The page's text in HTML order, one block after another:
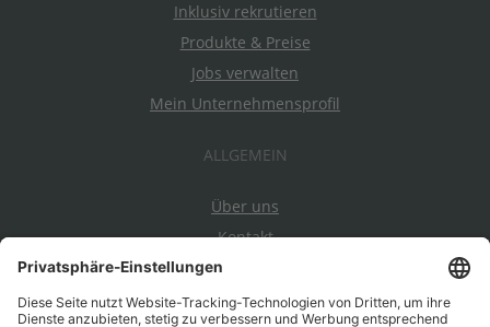
Inklusiv rekrutieren
Produkte & Preise
Jobs verwalten
Mein Unternehmensprofil
ALLGEMEIN
Über uns
Kontakt
Datenschutz
Impressum